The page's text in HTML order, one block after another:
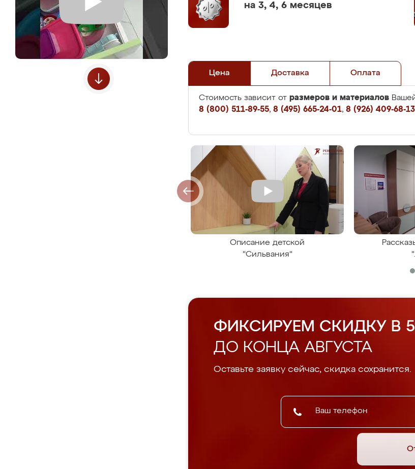
на 3, 4, 6 месяцев
Цена Доставка Оплата
Стоимость зависит от размеров и материалов
8 (800) 511-89-55, 8 (495) 665-24-01, 8 (926) 409-68-13
Описание детской
"Сильвания"
ФИКСИРУЕМ СКИДКУ В
ДО КОНЦА АВГУСТА
Оставьте заявку сейчас, скидка сохранится.